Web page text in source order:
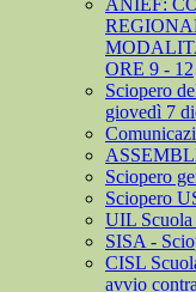
ANIEF:
ORE 9 - 12
Sciopero
giovedì 7
Sciopero
Sciopero
UIL Scuola
SISA -
CISL
avvio